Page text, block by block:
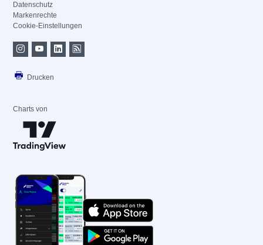
Datenschutz
Markenrechte
Cookie-Einstellungen
Drucken
Charts von